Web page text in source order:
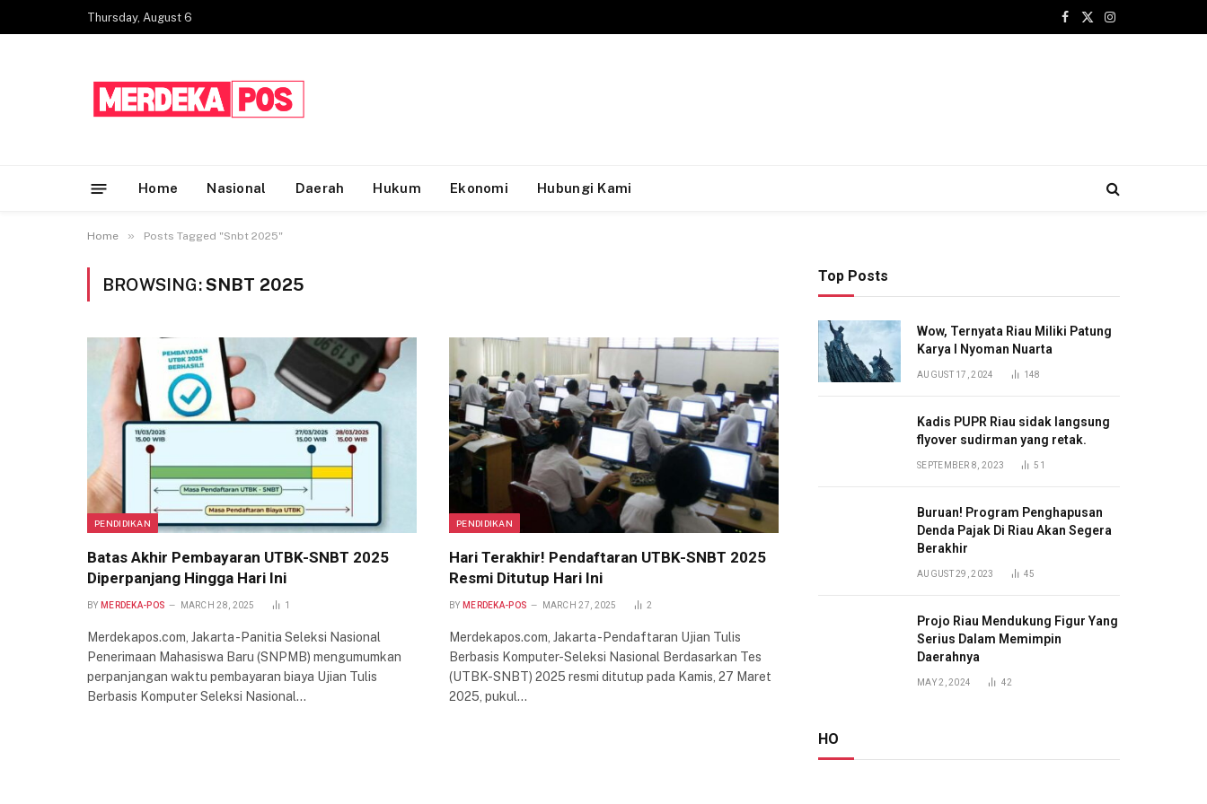
Thursday, August 6
Facebook
X
Instagram
Home Nasional Daerah Hukum Ekonomi Hubungi Kami
Home » Posts Tagged "Snbt 2025"
BROWSING:SNBT 2025
PENDIDIKAN
Batas Akhir Pembayaran UTBK-SNBT 2025
Diperpanjang Hingga Hari Ini
BY MERDEKA-POS MARCH 28, 2025 1
Merdekapos.com, Jakarta -Panitia Seleksi Nasional
Penerimaan Mahasiswa Baru (SNPMB) mengumumkan
perpanjangan waktu pembayaran biaya Ujian Tulis
Berbasis Komputer Seleksi Nasional…
PENDIDIKAN
Hari Terakhir! Pendaftaran UTBK-SNBT 2025
Resmi Ditutup Hari Ini
BY MERDEKA-POS MARCH 27, 2025 2
Merdekapos.com, Jakarta -Pendaftaran Ujian Tulis
Berbasis Komputer-Seleksi Nasional Berdasarkan Tes
(UTBK-SNBT) 2025 resmi ditutup pada Kamis, 27 Maret
2025, pukul…
Top Posts
Wow, Ternyata Riau Miliki Patung
Karya I Nyoman Nuarta
AUGUST 17, 2024 148
Kadis PUPR Riau sidak langsung
flyover sudirman yang retak.
SEPTEMBER 8, 2023 51
Buruan! Program Penghapusan
Denda Pajak Di Riau Akan Segera
Berakhir
AUGUST 29, 2023 45
Projo Riau Mendukung Figur Yang
Serius Dalam Memimpin
Daerahnya
MAY 2, 2024 42
HO